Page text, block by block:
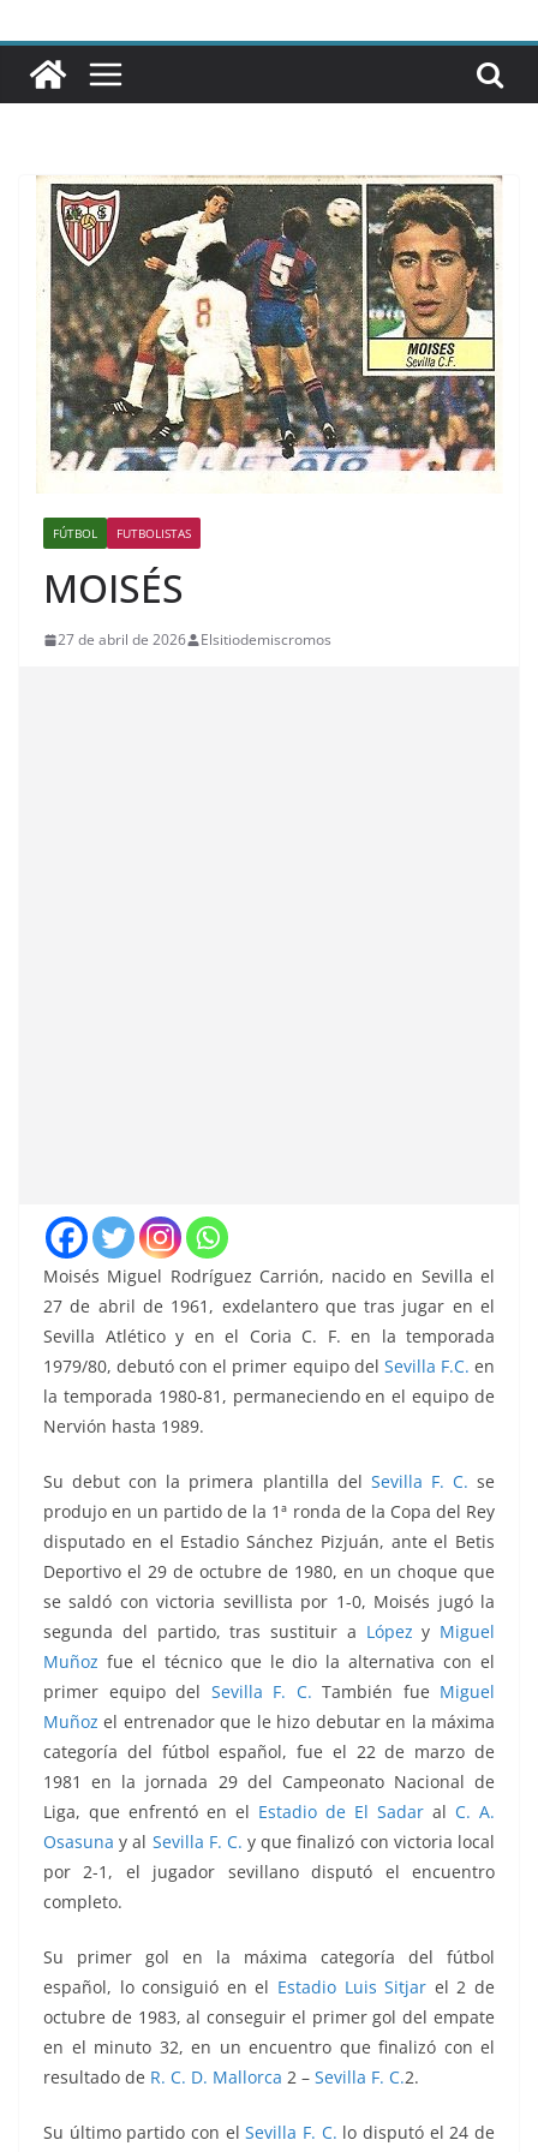
FÚTBOL FUTBOLISTAS
MOISÉS
27 de abril de 2026 Elsitiodemiscromos
Moisés Miguel Rodríguez Carrión, nacido en Sevilla el
27 de abril de 1961, exdelantero que tras jugar en el
Sevilla Atlético y en el Coria C. F. en la temporada
1979/80, debutó con el primer equipo del Sevilla F.C. en
la temporada 1980-81, permaneciendo en el equipo de
Nervión hasta 1989.
Su debut con la primera plantilla del Sevilla F. C. se
produjo en un partido de la 1ª ronda de la Copa del Rey
disputado en el Estadio Sánchez Pizjuán, ante el Betis
Deportivo el 29 de octubre de 1980, en un choque que
se saldó con victoria sevillista por 1-0, Moisés jugó la
segunda del partido, tras sustituir a López y Miguel
Muñoz fue el técnico que le dio la alternativa con el
primer equipo del Sevilla F. C. También fue Miguel
Muñoz el entrenador que le hizo debutar en la máxima
categoría del fútbol español, fue el 22 de marzo de
1981 en la jornada 29 del Campeonato Nacional de
Liga, que enfrentó en el Estadio de El Sadar al C. A.
Osasuna y al Sevilla F. C. y que finalizó con victoria local
por 2-1, el jugador sevillano disputó el encuentro
completo.
Su primer gol en la máxima categoría del fútbol
español, lo consiguió en el Estadio Luis Sitjar el 2 de
octubre de 1983, al conseguir el primer gol del empate
en el minuto 32, en un encuentro que finalizó con el
resultado de R. C. D. Mallorca 2 – Sevilla F. C.2.
Su último partido con elSevilla F. C. lo disputó el 24 de